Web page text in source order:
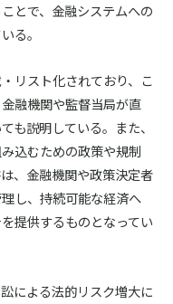
とで、金融システムへの
る。
リスト化されており、こ
融機関や監督当局が直
も説明している。また、
込むための政策や規制
、金融機関や政策決定者
し、持続可能な経済へ
提供するものとなってい
による法的リスク増大に